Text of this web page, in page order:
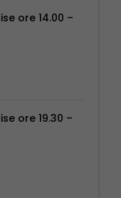
ore 14.00 –
ore 19.30 –